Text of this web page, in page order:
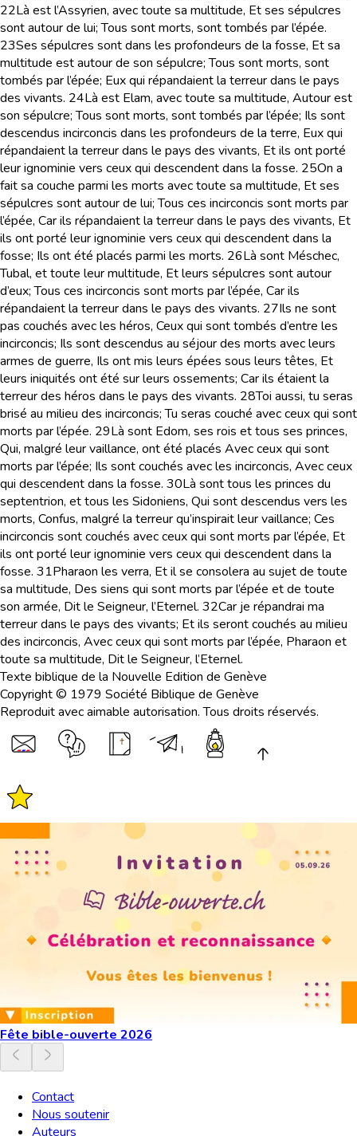
22Là est l’Assyrien, avec toute sa multitude, Et ses sépulcres
sont autour de lui; Tous sont morts, sont tombés par l’épée.
23Ses sépulcres sont dans les profondeurs de la fosse, Et sa
multitude est autour de son sépulcre; Tous sont morts, sont
tombés par l’épée; Eux qui répandaient la terreur dans le pays
des vivants. 24Là est Elam, avec toute sa multitude, Autour est
son sépulcre; Tous sont morts, sont tombés par l’épée; Ils sont
descendus incirconcis dans les profondeurs de la terre, Eux qui
répandaient la terreur dans le pays des vivants, Et ils ont porté
leur ignominie vers ceux qui descendent dans la fosse. 25On a
fait sa couche parmi les morts avec toute sa multitude, Et ses
sépulcres sont autour de lui; Tous ces incirconcis sont morts par
l’épée, Car ils répandaient la terreur dans le pays des vivants, Et
ils ont porté leur ignominie vers ceux qui descendent dans la
fosse; Ils ont été placés parmi les morts. 26Là sont Méschec,
Tubal, et toute leur multitude, Et leurs sépulcres sont autour
d’eux; Tous ces incirconcis sont morts par l’épée, Car ils
répandaient la terreur dans le pays des vivants. 27Ils ne sont
pas couchés avec les héros, Ceux qui sont tombés d’entre les
incirconcis; Ils sont descendus au séjour des morts avec leurs
armes de guerre, Ils ont mis leurs épées sous leurs têtes, Et
leurs iniquités ont été sur leurs ossements; Car ils étaient la
terreur des héros dans le pays des vivants. 28Toi aussi, tu seras
brisé au milieu des incirconcis; Tu seras couché avec ceux qui sont
morts par l’épée. 29Là sont Edom, ses rois et tous ses princes,
Qui, malgré leur vaillance, ont été placés Avec ceux qui sont
morts par l’épée; Ils sont couchés avec les incirconcis, Avec ceux
qui descendent dans la fosse. 30Là sont tous les princes du
septentrion, et tous les Sidoniens, Qui sont descendus vers les
morts, Confus, malgré la terreur qu’inspirait leur vaillance; Ces
incirconcis sont couchés avec ceux qui sont morts par l’épée, Et
ils ont porté leur ignominie vers ceux qui descendent dans la
fosse. 31Pharaon les verra, Et il se consolera au sujet de toute
sa multitude, Des siens qui sont morts par l’épée et de toute
son armée, Dit le Seigneur, l’Eternel. 32Car je répandrai ma
terreur dans le pays des vivants; Et ils seront couchés au milieu
des incirconcis, Avec ceux qui sont morts par l’épée, Pharaon et
toute sa multitude, Dit le Seigneur, l’Eternel.
Texte biblique de la Nouvelle Edition de Genève
Copyright © 1979 Société Biblique de Genève
Reproduit avec aimable autorisation. Tous droits réservés.
Fête bible-ouverte 2026
Contact
Nous soutenir
Auteurs